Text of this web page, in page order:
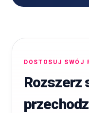
DOSTOSUJ SWÓJ
Rozszerz